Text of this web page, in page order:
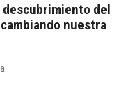
del
nuestra